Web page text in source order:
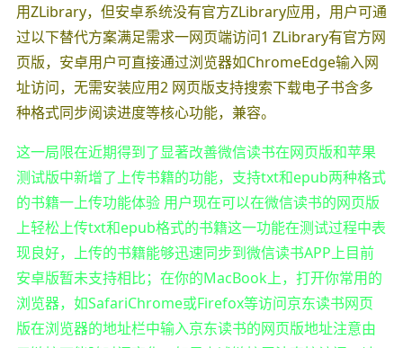
用ZLibrary，但安卓系统没有官方ZLibrary应用，用户可通
过以下替代方案满足需求一网页端访问1 ZLibrary有官方网
页版，安卓用户可直接通过浏览器如ChromeEdge输入网
址访问，无需安装应用2 网页版支持搜索下载电子书含多
种格式同步阅读进度等核心功能，兼容。
这一局限在近期得到了显著改善微信读书在网页版和苹果
测试版中新增了上传书籍的功能，支持txt和epub两种格式
的书籍一上传功能体验 用户现在可以在微信读书的网页版
上轻松上传txt和epub格式的书籍这一功能在测试过程中表
现良好，上传的书籍能够迅速同步到微信读书APP上目前
安卓版暂未支持相比；在你的MacBook上，打开你常用的
浏览器，如SafariChrome或Firefox等访问京东读书网页
版在浏览器的地址栏中输入京东读书的网页版地址注意由